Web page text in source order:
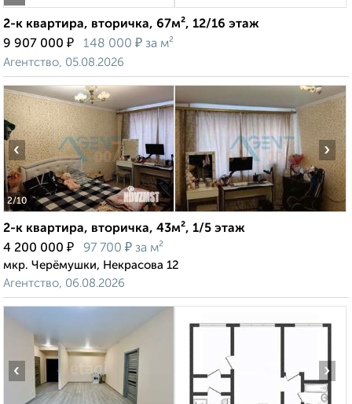
2-к квартира, вторичка, 67м², 12/16 этаж
9 907 000 ₽ 148 000 ₽ за м²
Агентство, 05.08.2026
2/10
‹ ›
2-к квартира, вторичка, 43м², 1/5 этаж
4 200 000 ₽ 97 700 ₽ за м²
мкр. Черёмушки, Некрасова 12
Агентство, 06.08.2026
‹ ›